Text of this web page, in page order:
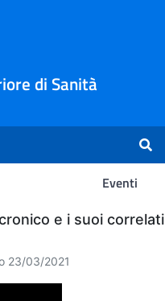
di Sanità
Eventi
e i suoi correlati
23/03/2021